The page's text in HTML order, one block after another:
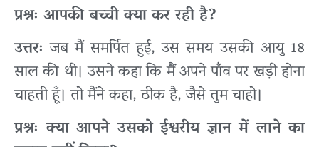
प्रश्नः आपकी बच्ची क्या कर रही है?
उत्तरः जब मैं समर्पित हुई, उस समय उसकी आयु 18
साल की थी। उसने कहा कि मैं अपने पाँव पर खड़ी होना
चाहती हूँ। तो मैंने कहा, ठीक है, जैसे तुम चाहो।
प्रश्नः क्या आपने उसको ईश्वरीय ज्ञान में लाने का